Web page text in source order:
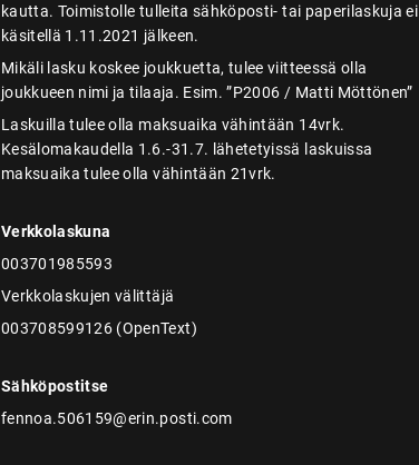
kautta. Toimistolle tulleita sähköposti- tai paperilaskuja ei
käsitellä 1.11.2021 jälkeen.
Mikäli lasku koskee joukkuetta, tulee viitteessä olla
joukkueen nimi ja tilaaja. Esim. ”P2006 / Matti Möttönen”
Laskuilla tulee olla maksuaika vähintään 14vrk.
Kesälomakaudella 1.6.-31.7. lähetetyissä laskuissa
maksuaika tulee olla vähintään 21vrk.
Verkkolaskuna
003701985593
Verkkolaskujen välittäjä
003708599126 (OpenText)
Sähköpostitse
fennoa.506159@erin.posti.com